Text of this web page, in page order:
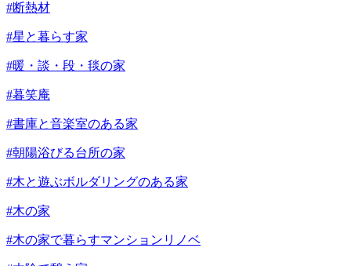
#断熱材
#星と暮らす家
#暖・談・段・毯の家
#暮笑庵
#書庫と音楽室のある家
#朝陽浴びる台所の家
#木と遊ぶボルダリングのある家
#木の家
#木の家で暮らすマンションリノベ